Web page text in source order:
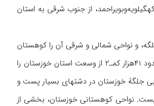
از جنوب شرقی به استان
و نواحی شمالی و شرقی آن را کوهستان
فراگرفته است. بخش بزرگی از جلگۀ خوزستان، حاصل آبرفتهای رودهای کارون، کرخه و جراحی است. این جلگه که حدود ۴۱‌هزار کمـ‍‌۲ از وسعت استان خوزستان را
جلگۀ خوزستان در دشتهای بسیار پست و
نواحی کوهستانی خوزستان، بخشی از